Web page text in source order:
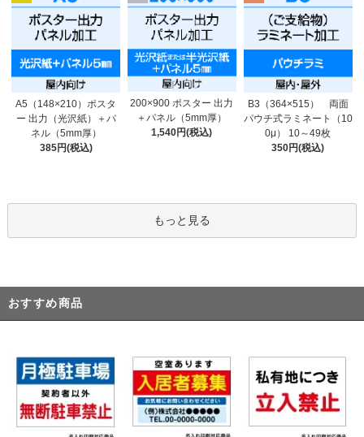
A5（148×210）ポスタ
ー 出力（光沢紙）＋パ
ネル（5mm厚）
385円(税込)
200×900 ポスター 出力
＋パネル（5mm厚）
1,540円(税込)
B3（364×515） 両面
パウチ式ラミネート（10
0μ） 10～49枚
350円(税込)
もっと見る
おすすめ商品